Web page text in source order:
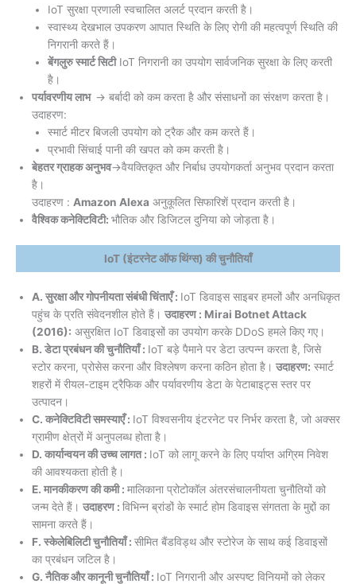
IoT सुरक्षा प्रणाली स्वचालित अलर्ट प्रदान करती है।
स्वास्थ्य देखभाल उपकरण आपात स्थिति के लिए रोगी की महत्वपूर्ण स्थिति की
निगरानी करते हैं।
बेंगलुरु स्मार्ट सिटीIoT निगरानी का उपयोग सार्वजनिक सुरक्षा के लिए करती
है।
पर्यावरणीय लाभ → बर्बादी को कम करता है और संसाधनों का संरक्षण करता है।
उदाहरण:
स्मार्ट मीटर बिजली उपयोग को ट्रैक और कम करते हैं।
प्रभावी सिंचाई पानी की खपत को कम करती है।
बेहतर ग्राहक अनुभव→वैयक्तिकृत और निर्बाध उपयोगकर्ता अनुभव प्रदान करता
है।
उदाहरण : Amazon Alexa अनुकूलित सिफारिशें प्रदान करती है।
वैश्विक कनेक्टिविटी: भौतिक और डिजिटल दुनिया को जोड़ता है।
IoT (इंटरनेट ऑफ थिंग्स) की चुनौतियाँ
A. सुरक्षा और गोपनीयता संबंधी चिंताएँ : IoT डिवाइस साइबर हमलों और अनधिकृत
पहुंच के प्रति संवेदनशील होते हैं। उदाहरण : Mirai Botnet Attack
(2016): असुरक्षित IoT डिवाइसों का उपयोग करके DDoS हमले किए गए।
B. डेटा प्रबंधन की चुनौतियाँ : IoT बड़े पैमाने पर डेटा उत्पन्न करता है, जिसे
स्टोर करना, प्रोसेस करना और विश्लेषण करना कठिन होता है। उदाहरण: स्मार्ट
शहरों में रीयल-टाइम ट्रैफिक और पर्यावरणीय डेटा के पेटाबाइट्स स्तर पर
उत्पादन।
C. कनेक्टिविटी समस्याएँ : IoT विश्वसनीय इंटरनेट पर निर्भर करता है, जो अक्सर
ग्रामीण क्षेत्रों में अनुपलब्ध होता है।
D. कार्यान्वयन की उच्च लागत : IoT को लागू करने के लिए पर्याप्त अग्रिम निवेश
की आवश्यकता होती है।
E. मानकीकरण की कमी : मालिकाना प्रोटोकॉल अंतरसंचालनीयता चुनौतियों को
जन्म देते हैं। उदाहरण : विभिन्न ब्रांडों के स्मार्ट होम डिवाइस संगतता के मुद्दों का
सामना करते हैं।
F. स्केलेबिलिटी चुनौतियाँ : सीमित बैंडविड्थ और स्टोरेज के साथ कई डिवाइसों
का प्रबंधन जटिल है।
G. नैतिक और कानूनी चुनौतियाँ : IoT निगरानी और अस्पष्ट विनियमों को लेकर